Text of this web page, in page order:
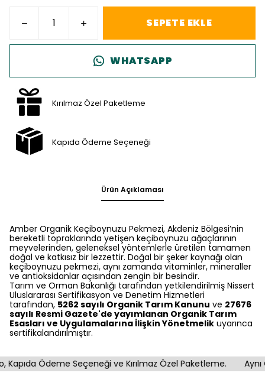
SEPETE EKLE
WHATSAPP
Kırılmaz Özel Paketleme
Kapıda Ödeme Seçeneği
Ürün Açıklaması
Amber Organik Keçiboynuzu Pekmezi, Akdeniz Bölgesi’nin
bereketli topraklarında yetişen keçiboynuzu ağaçlarının
meyvelerinden, geleneksel yöntemlerle üretilen tamamen
doğal ve katkısız bir lezzettir. Doğal bir şeker kaynağı olan
keçiboynuzu pekmezi, aynı zamanda vitaminler, mineraller
ve antioksidanlar açısından zengin bir besindir.
Tarım ve Orman Bakanlığı tarafından yetkilendirilmiş Nissert
Uluslararası Sertifikasyon ve Denetim Hizmetleri
tarafından, 5262 sayılı Organik Tarım Kanunu ve 27676
sayılı Resmi Gazete'de yayımlanan Organik Tarım
Esasları ve Uygulamalarına İlişkin Yönetmelik uyarınca
sertifikalandırılmıştır.
Ödeme Seçeneği ve Kırılmaz Özel Paketleme. Aynı